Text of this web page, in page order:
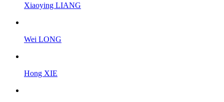
Xiaoying LIANG
Wei LONG
Hong XIE